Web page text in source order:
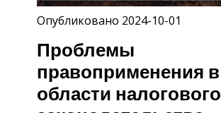
Опубликовано 2024-10-01
Проблемы
правоприменения в
области налогового